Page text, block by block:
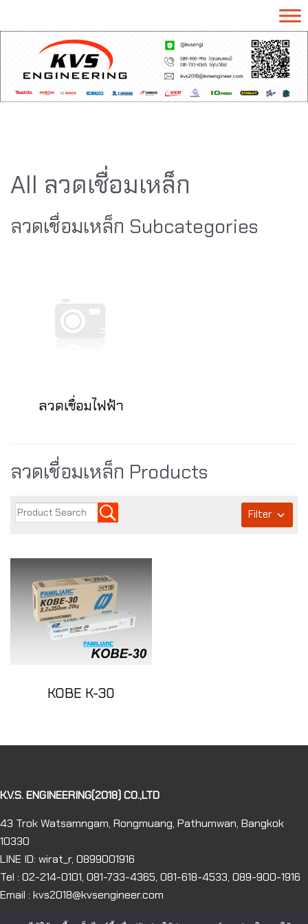
All ลวดเชื่อมเหล็ก
ลวดเชื่อมเหล็ก Subcategories
ลวดเชื่อมไฟฟ้า
ลวดเชื่อมเหล็ก Products
Filter
KOBE K-30
K.V.S. ENGINEERING(2018) CO.,LTD
43 Trok Watsamngam, Rongmuang, Pathumwan, Bangkok
10330
LINE ID: wirat_r, 0899001916
Tel : 02-214-0101, 081-733-4365, 081-618-4533, 089-900-1916
Email : kvs2018@kvsengineer.com